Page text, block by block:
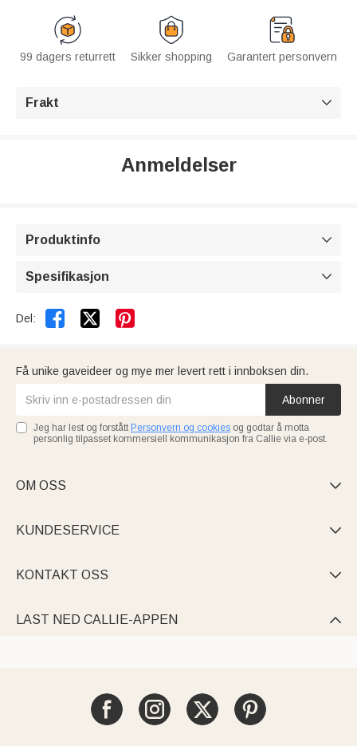
99 dagers returrett Sikker shopping Garantert personvern
Frakt 
Anmeldelser
Produktinfo 
Spesifikasjon 
Del:  
Få unike gaveideer og mye mer levert rett i innboksen din.
Abonner
Jeg har lest og forstått Personvern og cookies og godtar å motta
personlig tilpasset kommersiell kommunikasjon fra Callie via e-post.
OM OSS 
KUNDESERVICE 
KONTAKT OSS 
LAST NED CALLIE-APPEN 